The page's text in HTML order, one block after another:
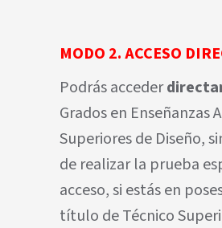
MODO 2. ACCESO
Podrás acceder
Grados en Enseñanzas
Superiores de Diseño,
de realizar la prueba
acceso, si estás en
título de Técnico